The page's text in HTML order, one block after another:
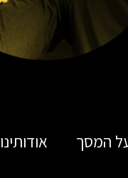
המסך אודותינו